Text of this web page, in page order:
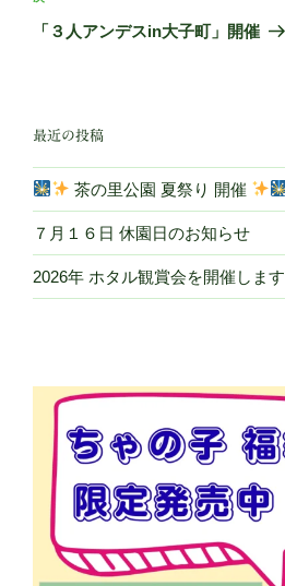
ゲ
ン
の
「３人アンデスin大子町」開催
最近の投稿
茶の里公園 夏祭り 開催
７月１６日 休園日のお知らせ
2026年 ホタル観賞会を開催します